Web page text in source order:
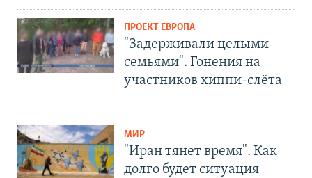
ПРОЕКТ ЕВРОПА
"Задерживали целыми
семьями". Гонения на
участников хиппи-слёта
МИР
"Иран тянет время". Как
долго будет ситуация